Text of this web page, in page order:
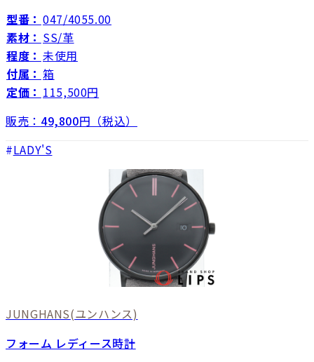
型番： 047/4055.00
素材： SS/革
程度： 未使用
付属： 箱
定価： 115,500円
販売： 49,800円（税込）
LADY'S
JUNGHANS(ユンハンス)
フォーム レディース時計